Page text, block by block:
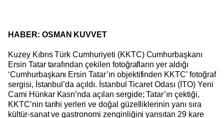
HABER: OSMAN KUVVET
Kuzey Kıbrıs Türk Cumhuriyeti (KKTC) Cumhurbaşkanı
Ersin Tatar tarafından çekilen fotoğrafların yer aldığı
‘Cumhurbaşkanı Ersin Tatar’ın objektifinden KKTC’ fotoğraf
sergisi, İstanbul’da açıldı. İstanbul Ticaret Odası (İTO) Yeni
Cami Hünkar Kasrı’nda açılan sergide; Tatar’ın çektiği,
KKTC’nin tarihi yerleri ve doğal güzelliklerinin yanı sıra
kültür-sanat ve gastronomi zenginliğini yansıtan 29 kare